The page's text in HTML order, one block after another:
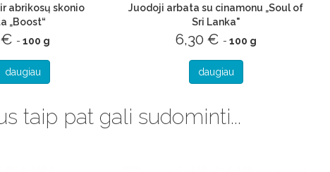
abrikosų skonio
„Boost“
€ - 100 g
daugiau
Juodoji arbata su cinamonu „Soul of
Sri Lanka"
6,30 € - 100 g
daugiau
taip pat gali sudominti...